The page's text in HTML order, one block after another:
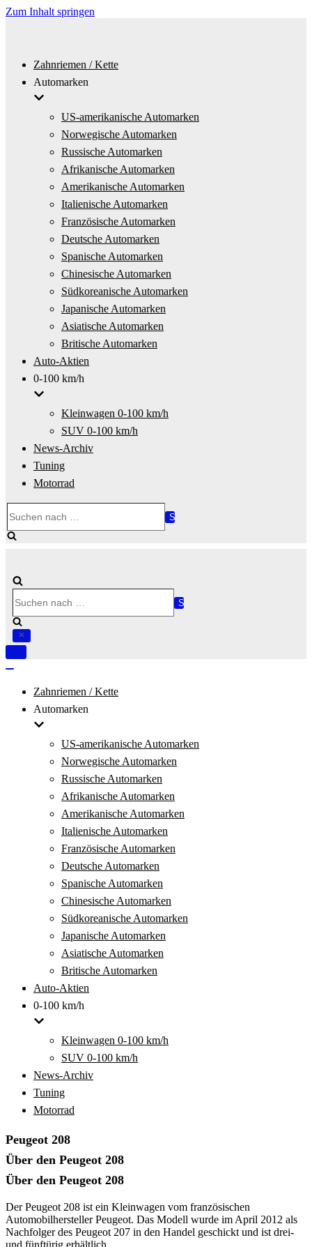
Zum Inhalt springen
Zahnriemen / Kette
Automarken
US-amerikanische Automarken
Norwegische Automarken
Russische Automarken
Afrikanische Automarken
Amerikanische Automarken
Italienische Automarken
Französische Automarken
Deutsche Automarken
Spanische Automarken
Chinesische Automarken
Südkoreanische Automarken
Japanische Automarken
Asiatische Automarken
Britische Automarken
Auto-Aktien
0-100 km/h
Kleinwagen 0-100 km/h
SUV 0-100 km/h
News-Archiv
Tuning
Motorrad
nach …
nach …
Navigation
Zahnriemen / Kette
Automarken
US-amerikanische Automarken
Norwegische Automarken
Russische Automarken
Afrikanische Automarken
Amerikanische Automarken
Italienische Automarken
Französische Automarken
Deutsche Automarken
Spanische Automarken
Chinesische Automarken
Südkoreanische Automarken
Japanische Automarken
Asiatische Automarken
Britische Automarken
Auto-Aktien
0-100 km/h
Kleinwagen 0-100 km/h
SUV 0-100 km/h
News-Archiv
Tuning
Motorrad
Peugeot 208
Über den Peugeot 208
Über den Peugeot 208
Der Peugeot 208 ist ein Kleinwagen vom französischen
Automobilhersteller Peugeot. Das Modell wurde im April 2012 als
Nachfolger des Peugeot 207 in den Handel geschickt und ist drei-
und fünftürig erhältlich.